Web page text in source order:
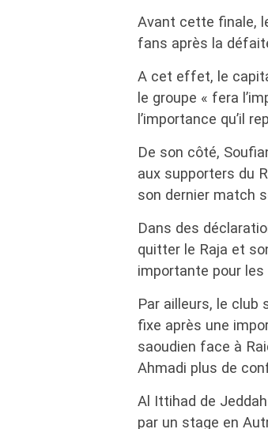
Avant cette finale,
fans après la
A cet effet, le
le groupe « fera
l’importance qu’il
De son côté,
aux supporters du
son dernier match
Dans des
quitter le Raja et
importante pour
Par ailleurs, le club
fixe après une
saoudien face à
Ahmadi plus de
Al Ittihad de
par un stage en